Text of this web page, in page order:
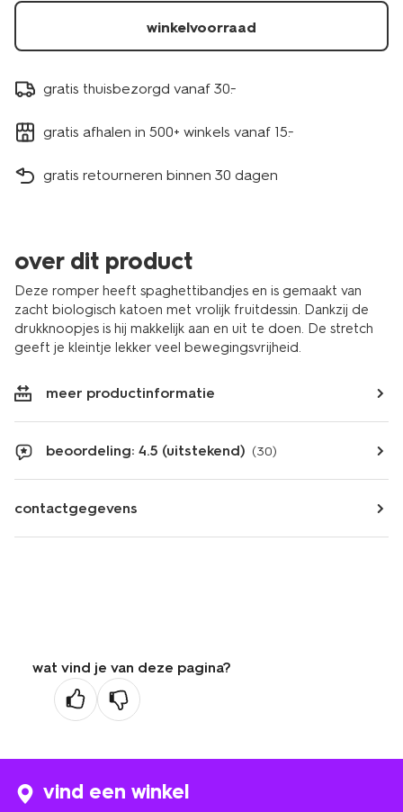
winkelvoorraad
gratis thuisbezorgd vanaf 30.-
gratis afhalen in 500+ winkels vanaf 15.-
gratis retourneren binnen 30 dagen
over dit product
Deze romper heeft spaghettibandjes en is gemaakt van
zacht biologisch katoen met vrolijk fruitdessin. Dankzij de
drukknoopjes is hij makkelijk aan en uit te doen. De stretch
geeft je kleintje lekker veel bewegingsvrijheid.
meer productinformatie
beoordeling: 4.5 (uitstekend) (30)
contactgegevens
wat vind je van deze pagina?
vind een winkel